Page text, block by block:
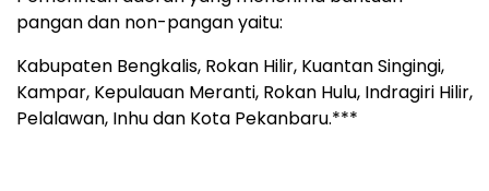
pangan dan non-pangan yaitu:
Kabupaten Bengkalis, Rokan Hilir, Kuantan Singingi,
Kampar, Kepulauan Meranti, Rokan Hulu, Indragiri Hilir,
Pelalawan, Inhu dan Kota Pekanbaru.***